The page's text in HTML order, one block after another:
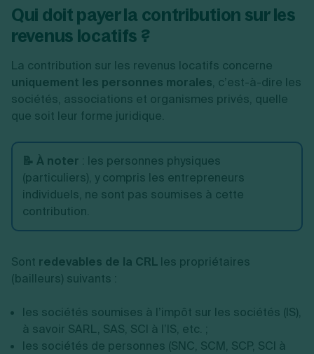
Qui doit payer la contribution sur les
revenus locatifs ?
La contribution sur les revenus locatifs concerne
uniquement les personnes morales, c’est-à-dire les
sociétés, associations et organismes privés, quelle
que soit leur forme juridique.
📝 À noter : les personnes physiques
(particuliers), y compris les entrepreneurs
individuels, ne sont pas soumises à cette
contribution.
Sont redevables de la CRL les propriétaires
(bailleurs) suivants :
les sociétés soumises à l’impôt sur les sociétés (IS),
à savoir SARL, SAS, SCI à l’IS, etc. ;
les sociétés de personnes (SNC, SCM, SCP, SCI à